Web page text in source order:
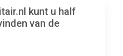
kunt u half
van de